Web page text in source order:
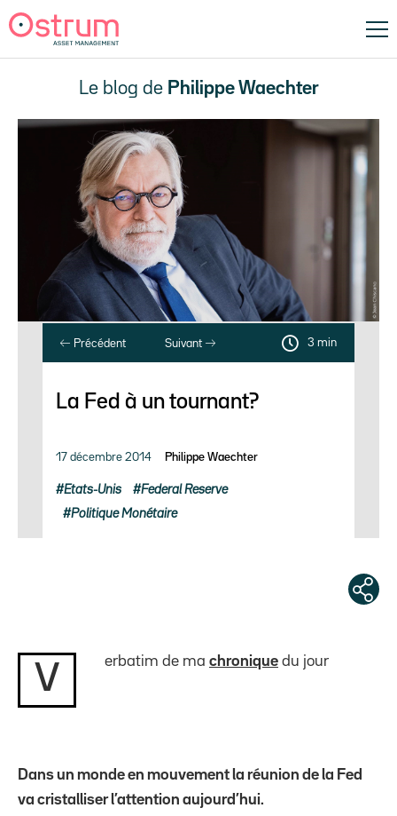
Le blog de Philippe Waechter
Précédent Suivant 3 min
La Fed à un tournant?
17 décembre 2014 Philippe Waechter
Etats-Unis Federal Reserve
Politique Monétaire
V
erbatim de ma chronique du jour
Dans un monde en mouvement la réunion de la Fed
va cristalliser l’attention aujourd’hui.